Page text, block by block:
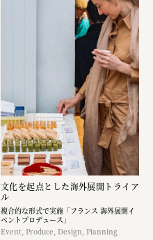
文化を起点とした海外展開トライア
ル
複合的な形式で実施「フランス 海外展開イ
ベントプロデュース」
Event, Produce, Design, Planning